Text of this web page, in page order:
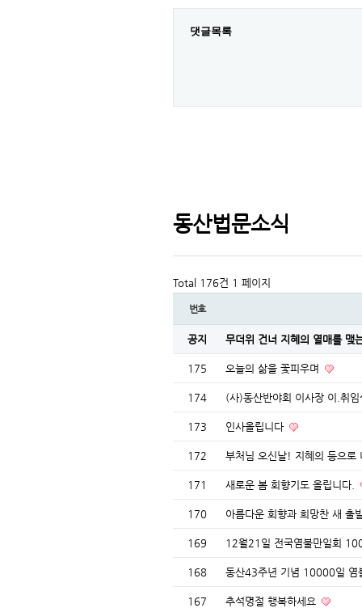
댓글목록
동산법문소식
Total 176건 1 페이지
번호
공지 무더위 건너 지혜의 열매를 맺
175 오늘의 삶을 꽃피우며
174 (사)동산반야회 이사장 이.취
173 인사올립니다
172 부처님 오신날! 지혜의 등으로
171 새로운 봄 회향기도 올립니다.
170 아름다운 회향과 희망찬 새 출
169 12월21일 전국염불만일회
168 동산43주년 기념 10000일 염
167 추석명절 행복하세요